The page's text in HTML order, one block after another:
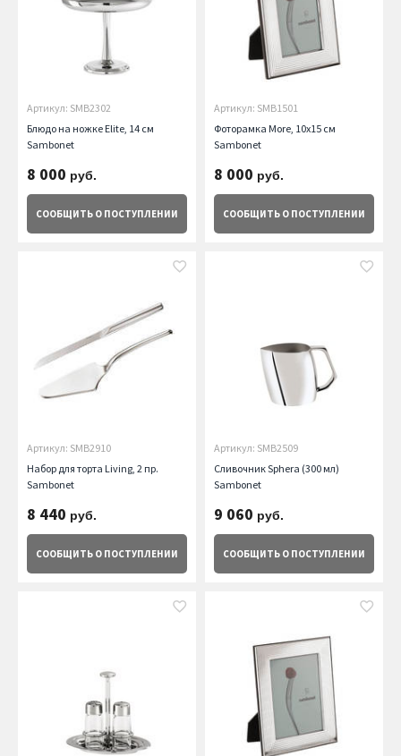
Артикул: SMB2302
Блюдо на ножке Elite, 14 см
Sambonet
8 000 руб.
СООБЩИТЬ О ПОСТУПЛЕНИИ
Артикул: SMB1501
Фоторамка More, 10х15 см
Sambonet
8 000 руб.
СООБЩИТЬ О ПОСТУПЛЕНИИ
Артикул: SMB2910
Набор для торта Living, 2 пр.
Sambonet
8 440 руб.
СООБЩИТЬ О ПОСТУПЛЕНИИ
Артикул: SMB2509
Сливочник Sphera (300 мл)
Sambonet
9 060 руб.
СООБЩИТЬ О ПОСТУПЛЕНИИ